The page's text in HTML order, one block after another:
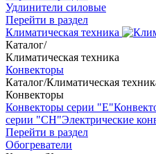
Удлинители силовые
Перейти в раздел
Климатическая техника
Каталог/
Климатическая техника
Конвекторы
Каталог/Климатическая
Конвекторы
Конвекторы серии "Е"
серии "СН"Электрические
Перейти в раздел
Обогреватели